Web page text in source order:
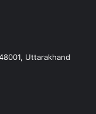
Uttarakhand